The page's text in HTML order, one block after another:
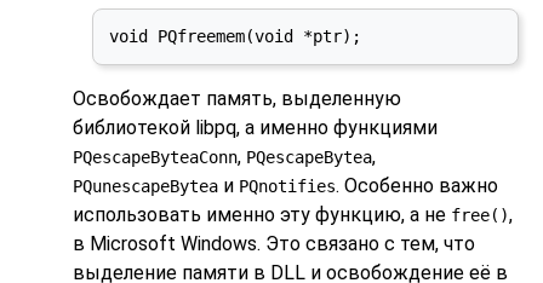
void PQfreemem(void *ptr);
Освобождает память, выделенную
библиотекой libpq, а именно функциями
PQescapeByteaConn, PQescapeBytea,
PQunescapeBytea и PQnotifies. Особенно важно
использовать именно эту функцию, а не free(),
в Microsoft Windows. Это связано с тем, что
выделение памяти в DLL и освобождение её в